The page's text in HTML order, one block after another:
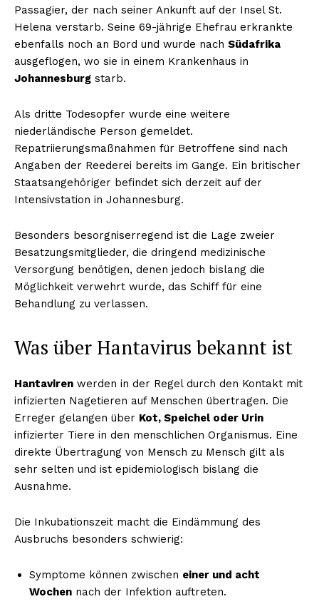
Passagier, der nach seiner Ankunft auf der Insel St.
Helena verstarb. Seine 69-jährige Ehefrau erkrankte
ebenfalls noch an Bord und wurde nach Südafrika
ausgeflogen, wo sie in einem Krankenhaus in
Johannesburg starb.
Als dritte Todesopfer wurde eine weitere
niederländische Person gemeldet.
Repatriierungsmaßnahmen für Betroffene sind nach
Angaben der Reederei bereits im Gange. Ein britischer
Staatsangehöriger befindet sich derzeit auf der
Intensivstation in Johannesburg.
Besonders besorgniserregend ist die Lage zweier
Besatzungsmitglieder, die dringend medizinische
Versorgung benötigen, denen jedoch bislang die
Möglichkeit verwehrt wurde, das Schiff für eine
Behandlung zu verlassen.
Was über Hantavirus bekannt ist
Hantaviren werden in der Regel durch den Kontakt mit
infizierten Nagetieren auf Menschen übertragen. Die
Erreger gelangen über Kot, Speichel oder Urin
infizierter Tiere in den menschlichen Organismus. Eine
direkte Übertragung von Mensch zu Mensch gilt als
sehr selten und ist epidemiologisch bislang die
Ausnahme.
Die Inkubationszeit macht die Eindämmung des
Ausbruchs besonders schwierig:
Symptome können zwischen einer und acht
Wochen nach der Infektion auftreten.